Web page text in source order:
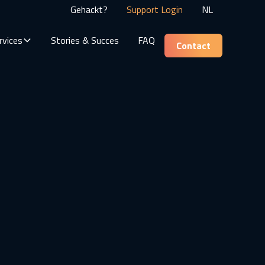
Gehackt? Support Login NL
Stories & Succes FAQ Contact